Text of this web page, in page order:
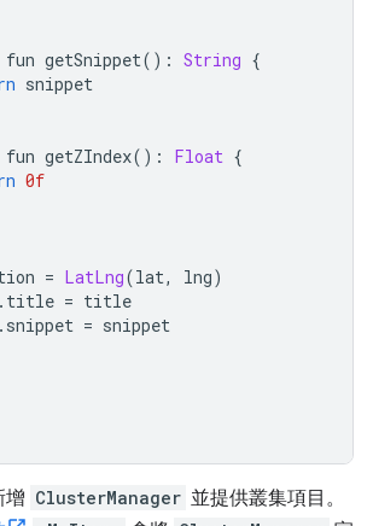
fun getSnippet(): String {
snippet
fun getZIndex(): Float {
0f
= LatLng(lat, lng)
. title = title
. snippet = snippet
增 ClusterManager 並提供叢集項目。